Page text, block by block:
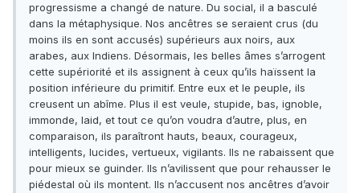
progressisme a changé de nature. Du social, il a basculé
dans la métaphysique. Nos ancêtres se seraient crus (du
moins ils en sont accusés) supérieurs aux noirs, aux
arabes, aux Indiens. Désormais, les belles âmes s’arrogent
cette supériorité et ils assignent à ceux qu’ils haïssent la
position inférieure du primitif. Entre eux et le peuple, ils
creusent un abîme. Plus il est veule, stupide, bas, ignoble,
immonde, laid, et tout ce qu’on voudra d’autre, plus, en
comparaison, ils paraîtront hauts, beaux, courageux,
intelligents, lucides, vertueux, vigilants. Ils ne rabaissent que
pour mieux se guinder. Ils n’avilissent que pour rehausser le
piédestal où ils montent. Ils n’accusent nos ancêtres d’avoir